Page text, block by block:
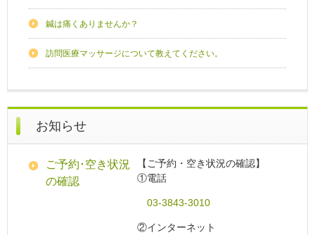
鍼は痛くありませんか？
訪問医療マッサージについて教えてください。
お知らせ
ご予約･空き状況
の確認
【ご予約・空き状況の確認】
①電話
03-3843-3010
②インターネット